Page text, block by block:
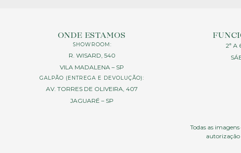
ONDE ESTAMOS
SHOWROOM:
R. WISARD, 540
VILA MADALENA – SP
GALPÃO (ENTREGA E DEVOLUÇÃO):
AV. TORRES DE OLIVEIRA, 407
JAGUARÉ – SP
2ª A
Todas as
autorização